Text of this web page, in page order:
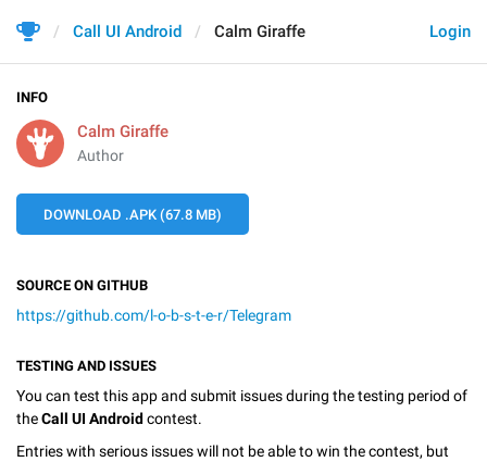
Login
Call UI Android Calm Giraffe
INFO
Calm Giraffe
Author
DOWNLOAD .APK (67.8 MB)
SOURCE ON GITHUB
https://github.com/l-o-b-s-t-e-r/Telegram
TESTING AND ISSUES
You can test this app and submit issues during the testing period of
theCall UI Android contest.
Entries with serious issues will not be able to win the contest, but